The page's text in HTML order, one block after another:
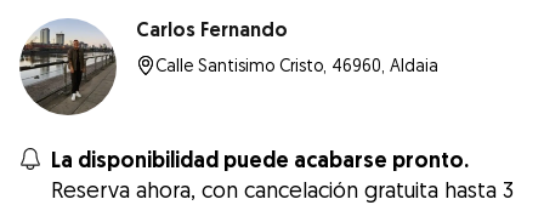
Carlos Fernando
Calle Santisimo Cristo, 46960, Aldaia
La disponibilidad puede acabarse pronto.
Reserva ahora, con cancelación gratuita hasta 3